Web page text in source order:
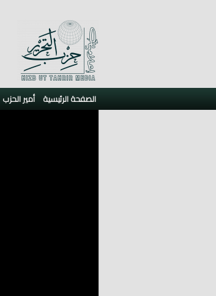
الصفحة الرئيسية أمير الحزب